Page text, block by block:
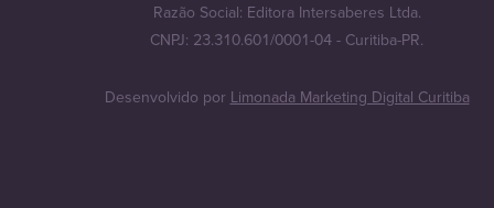
Razão Social: Editora Intersaberes Ltda.
CNPJ: 23.310.601/0001-04 - Curitiba-PR.
Desenvolvido por Limonada Marketing Digital Curitiba